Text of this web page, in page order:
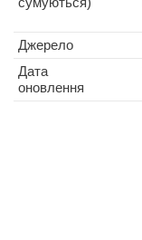
Джерело
Дата
оновлення